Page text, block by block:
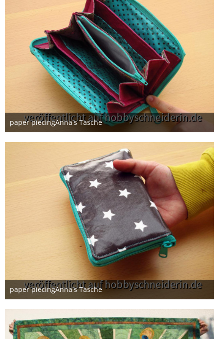
paper piecingAnna's Tasche
8. Februar 2015
paper piecingAnna's Tasche
8. Februar 2015